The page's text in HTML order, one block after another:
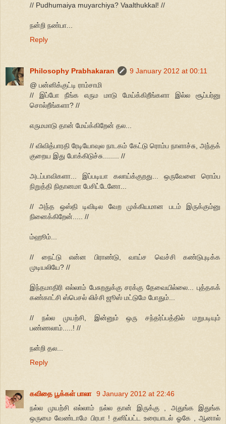
// Pudhumaiya muyarchiya? Vaalthukkal! //
நன்றி நண்பா...
Reply
Philosophy Prabhakaran
9 January 2012 at 00:11
@ பன்னிக்குட்டி ராம்சாமி
// இப்போ நீங்க எரும மாடு மேய்க்கிறீங்களா இல்ல சூப்பர்னு
சொல்றீங்களா? //
எருமமாடு தான் மேய்க்கிறேன் தல...
// விவித்பாரதி ரேடியோவுல நாடகம் கேட்டு ரொம்ப நாளாச்சு, அந்தக்
குறைய இது போக்கிடுச்சு........ //
அடப்பாவிகளா... இப்படியா கலாய்க்குறது... ஒருவேளை ரொம்ப
நிறுத்தி நிதானமா பேசிட்டேனோ...
// அந்த ஒஸ்தி டிவிடில வேற முக்கியமான படம் இருக்கும்னு
நினைக்கிறேன்..... //
ம்ஹூம்...
// நைட்டு என்ன பிராண்டு, வாய்ச வெச்சி கண்டுபுடிக்க
முடியலியே? //
இந்தமாதிரி எல்லாம் பேசுறதுக்கு சரக்கு தேவையில்லை... புத்தகக்
கண்காட்சி ஸ்பெசல் லிச்சி ஜூஸ் மட்டுமே போதும்...
// நல்ல முயற்சி, இன்னும் ஒரு சந்தர்ப்பத்தில் மறுபடியும்
பண்ணலாம்.....! //
நன்றி தல...
Reply
கவிதை பூக்கள் பாலா 9 January 2012 at 22:46
நல்ல முயற்சி எல்லாம் நல்ல தான் இருக்கு , அதுங்க இதுங்க
ஒருமை வேண்டாமே பிரபா ! தனிப்பட்ட உரையாடல் ஓகே , ஆனால்